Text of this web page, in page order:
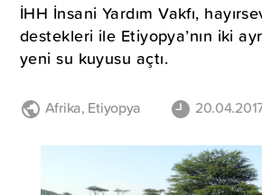
İHH İnsani Yardım Vakfı,
destekleri ile Etiyopya’nın iki
yeni su kuyusu açtı.
Afrika, Etiyopya